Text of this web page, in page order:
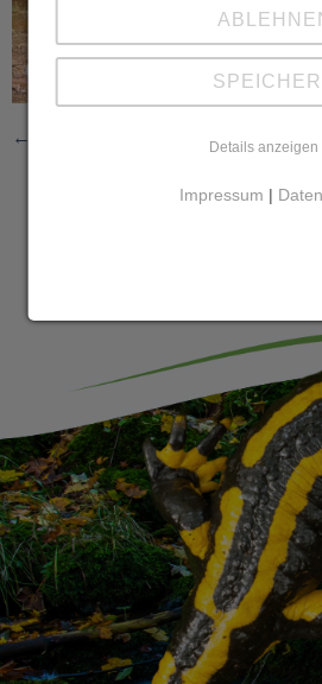
← zurück Details anzeigen
Impressum |